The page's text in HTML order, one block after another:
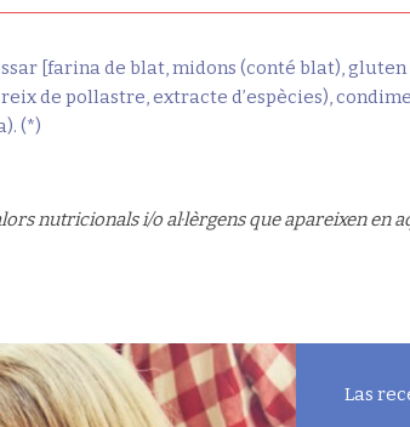
[farina de blat, midons (conté blat), gluten
de pollastre, extracte d’espècies),
(*)
nutricionals i/o al·lèrgens que apareixen en
Las